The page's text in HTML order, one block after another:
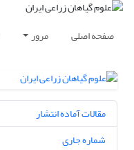
صفحه اصلی مرور
مقالات آماده انتشار
شماره جاری